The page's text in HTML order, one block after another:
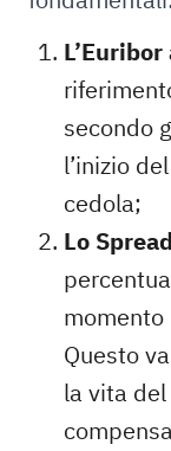
secondo
l’inizio
cedola;
Lo
Questo
la vita